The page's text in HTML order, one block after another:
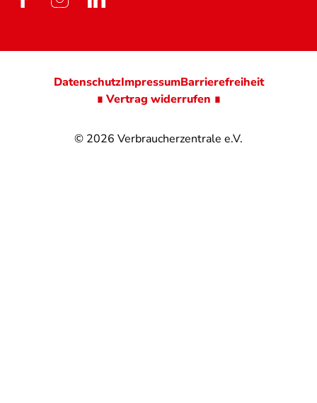
© 2026 Verbraucherzentrale e.V.
DatenschutzImpressumBarrierefreiheit
∎ Vertrag widerrufen ∎